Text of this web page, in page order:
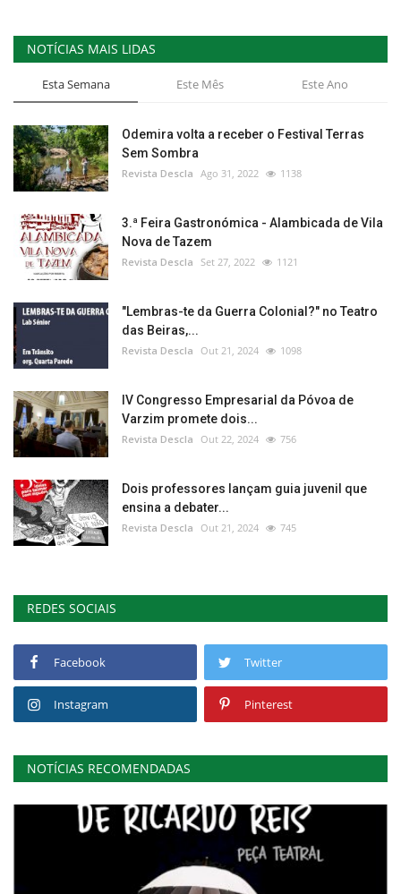
NOTÍCIAS MAIS LIDAS
Esta Semana Este Mês Este Ano
Odemira volta a receber o Festival Terras
Sem Sombra
Revista Descla Ago 31, 2022 1138
3.ª Feira Gastronómica - Alambicada de Vila
Nova de Tazem
Revista Descla Set 27, 2022 1121
"Lembras-te da Guerra Colonial?" no Teatro
das Beiras,...
Revista Descla Out 21, 2024 1098
IV Congresso Empresarial da Póvoa de
Varzim promete dois...
Revista Descla Out 22, 2024 756
Dois professores lançam guia juvenil que
ensina a debater...
Revista Descla Out 21, 2024 745
REDES SOCIAIS
Facebook Twitter
Instagram Pinterest
NOTÍCIAS RECOMENDADAS